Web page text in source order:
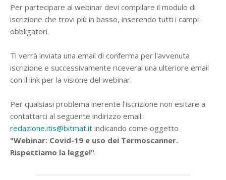
Per partecipare al webinar devi compilare il modulo di
iscrizione che trovi più in basso, inserendo tutti i campi
obbligatori.
Ti verrà inviata una email di conferma per l'avvenuta
iscrizione e successivamente riceverai una ulteriore email
con il link per la visione del webinar.
Per qualsiasi problema inerente l'iscrizione non esitare a
contattarci al seguente indirizzo email:
redazione.itis@bitmat.it indicando come oggetto
"Webinar: Covid-19 e uso dei Termoscanner.
Rispettiamo la legge!".